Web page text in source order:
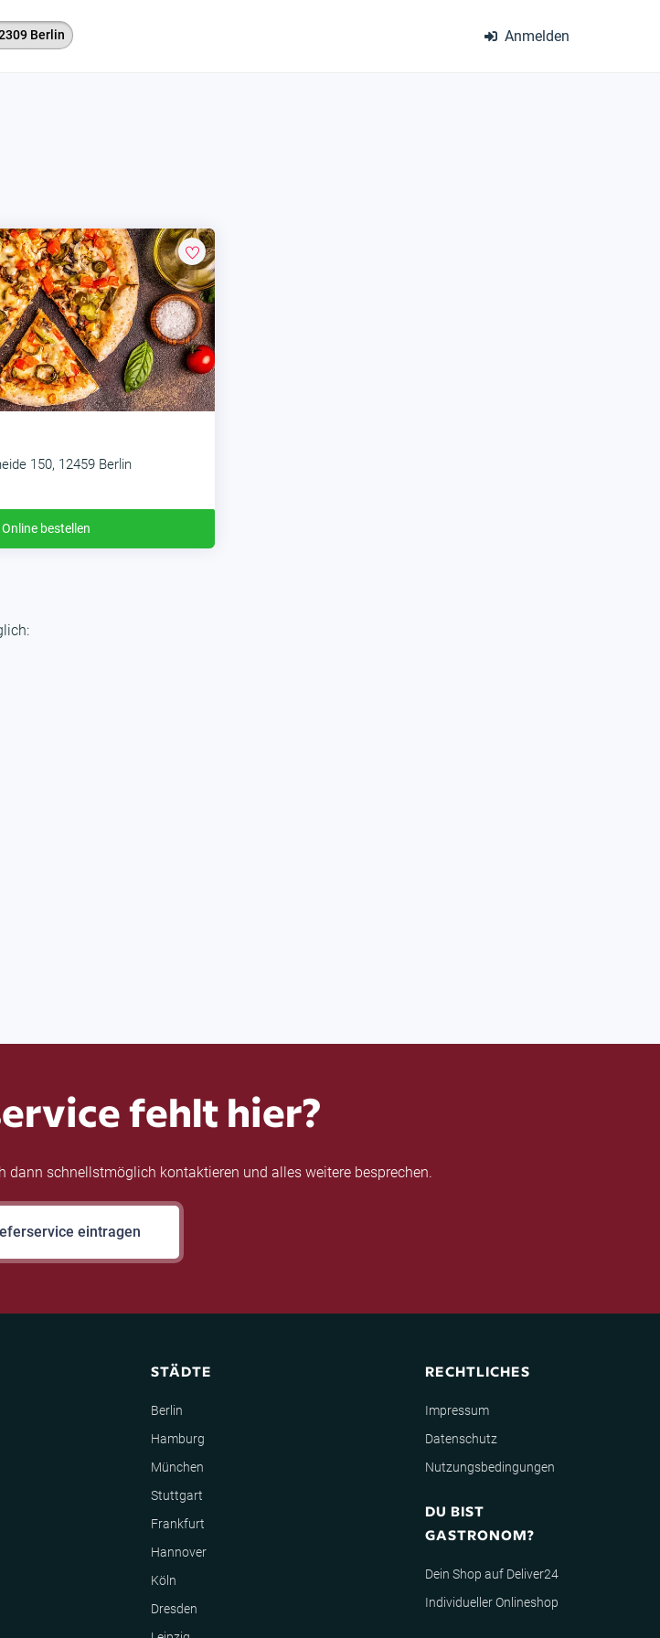
Anmelden
Berlin
150, 12459 Berlin
Online bestellen
fehlt hier?
dann schnellstmöglich kontaktieren und alles weitere besprechen.
eintragen
STÄDTE
Berlin
Hamburg
München
Stuttgart
Frankfurt
Hannover
Köln
Dresden
RECHTLICHES
Impressum
Datenschutz
Nutzungsbedingungen
DU BIST
GASTRONOM?
Dein Shop auf Deliver24
Individueller Onlineshop